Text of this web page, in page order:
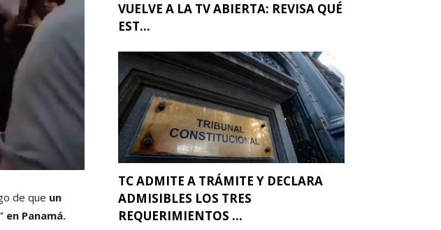
de que un
Panamá.
VUELVE A LA TV ABIERTA: REVISA QUÉ
EST...
TC ADMITE A TRÁMITE Y DECLARA
ADMISIBLES LOS TRES
REQUERIMIENTOS ...